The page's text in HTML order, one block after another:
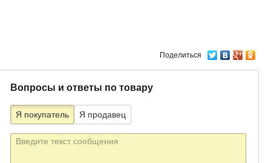
Поделиться
Вопросы и ответы по товару
Я покупатель Я продавец
Текст